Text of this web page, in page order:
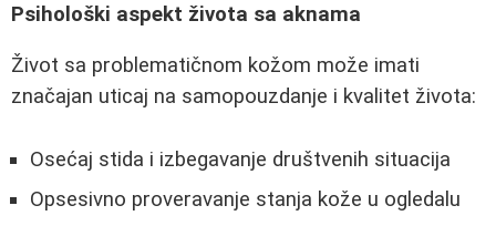
Psihološki aspekt života sa aknama
Život sa problematičnom kožom može imati
značajan uticaj na samopouzdanje i kvalitet života:
Osećaj stida i izbegavanje društvenih situacija
Opsesivno proveravanje stanja kože u ogledalu